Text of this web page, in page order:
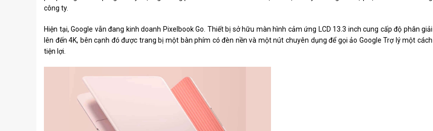
công ty.
Hiện tại, Google vẫn đang kinh doanh Pixelbook Go. Thiết bị sở hữu màn hình cảm ứng LCD 13.3 inch cung cấp độ phân giải
lên đến 4K, bên cạnh đó được trang bị một bàn phím có đèn nền và một nút chuyên dụng để gọi ảo Google Trợ lý một cách
tiện lợi.